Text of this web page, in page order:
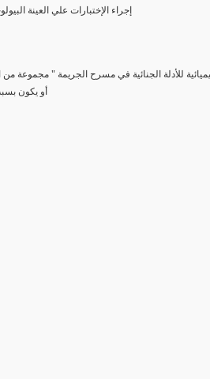
( إجراء الإختبارات علي العينة
للأدلة الجنائية في مسرح الجريمة " مجموعة
أو يكون